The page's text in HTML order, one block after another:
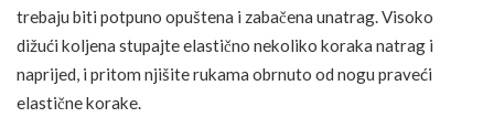
trebaju biti potpuno opuštena i zabačena unatrag. Visoko
dižući koljena stupajte elastično nekoliko koraka natrag i
naprijed, i pritom njišite rukama obrnuto od nogu praveći
elastične korake.